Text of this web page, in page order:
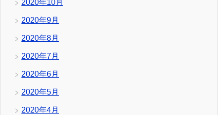
2020年10月
2020年9月
2020年8月
2020年7月
2020年6月
2020年5月
2020年4月